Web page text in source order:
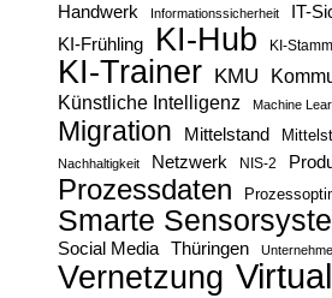
Handwerk Informationssicherheit IT-
KI-Frühling KI-Hub KI-
KI-Trainer KMU
Künstliche Intelligenz
Machine
Migration Mittelstand
Nachhaltigkeit Netzwerk NIS-2
Prozessdaten
Smarte
Social Media Thüringen
Vernetzung